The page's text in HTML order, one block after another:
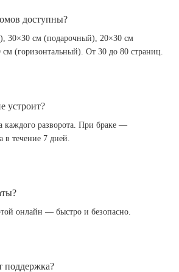
доступны?
30×30 см (подарочный), 20×30 см
(горизонтальный). От 30 до 80 страниц.
устроит?
каждого разворота. При браке —
в течение 7 дней.
онлайн — быстро и безопасно.
поддержка?